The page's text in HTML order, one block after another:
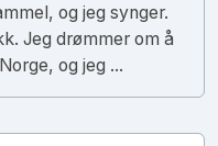
og jeg synger.
Jeg drømmer om å
og jeg ...